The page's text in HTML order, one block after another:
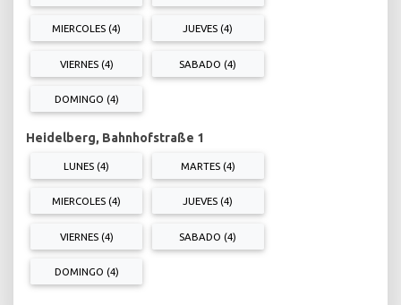
MIERCOLES (4) JUEVES (4)
VIERNES (4) SABADO (4)
DOMINGO (4)
Heidelberg, Bahnhofstraße 1
LUNES (4) MARTES (4)
MIERCOLES (4) JUEVES (4)
VIERNES (4) SABADO (4)
DOMINGO (4)